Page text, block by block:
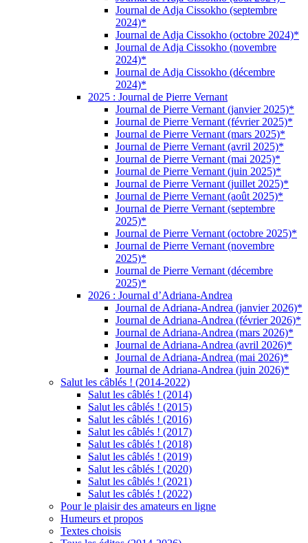
Journal de Adja Cissokho (septembre
2024)*
Journal de Adja Cissokho (octobre 2024)*
Journal de Adja Cissokho (novembre
2024)*
Journal de Adja Cissokho (décembre
2024)*
2025 : Journal de Pierre Vernant
Journal de Pierre Vernant (janvier 2025)*
Journal de Pierre Vernant (février 2025)*
Journal de Pierre Vernant (mars 2025)*
Journal de Pierre Vernant (avril 2025)*
Journal de Pierre Vernant (mai 2025)*
Journal de Pierre Vernant (juin 2025)*
Journal de Pierre Vernant (juillet 2025)*
Journal de Pierre Vernant (août 2025)*
Journal de Pierre Vernant (septembre
2025)*
Journal de Pierre Vernant (octobre 2025)*
Journal de Pierre Vernant (novembre
2025)*
Journal de Pierre Vernant (décembre
2025)*
2026 : Journal d’Adriana-Andrea
Journal de Adriana-Andrea (janvier 2026)*
Journal de Adriana-Andrea (février 2026)*
Journal de Adriana-Andrea (mars 2026)*
Journal de Adriana-Andrea (avril 2026)*
Journal de Adriana-Andrea (mai 2026)*
Journal de Adriana-Andrea (juin 2026)*
Salut les câblés ! (2014-2022)
Salut les câblés ! (2014)
Salut les câblés ! (2015)
Salut les câblés ! (2016)
Salut les câblés ! (2017)
Salut les câblés ! (2018)
Salut les câblés ! (2019)
Salut les câblés ! (2020)
Salut les câblés ! (2021)
Salut les câblés ! (2022)
Pour le plaisir des amateurs en ligne
Humeurs et propos
Textes choisis